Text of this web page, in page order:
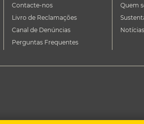
Contacte-nos
Livro de Reclamações
Canal de Denúncias
Perguntas Frequentes
Quem